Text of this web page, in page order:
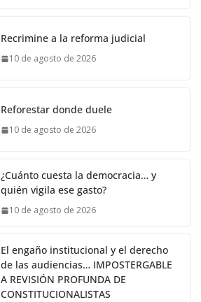
Recrimine a la reforma judicial
10 de agosto de 2026
Reforestar donde duele
10 de agosto de 2026
¿Cuánto cuesta la democracia… y
quién vigila ese gasto?
10 de agosto de 2026
El engaño institucional y el derecho
de las audiencias… IMPOSTERGABLE
A REVISIÓN PROFUNDA DE
CONSTITUCIONALISTAS